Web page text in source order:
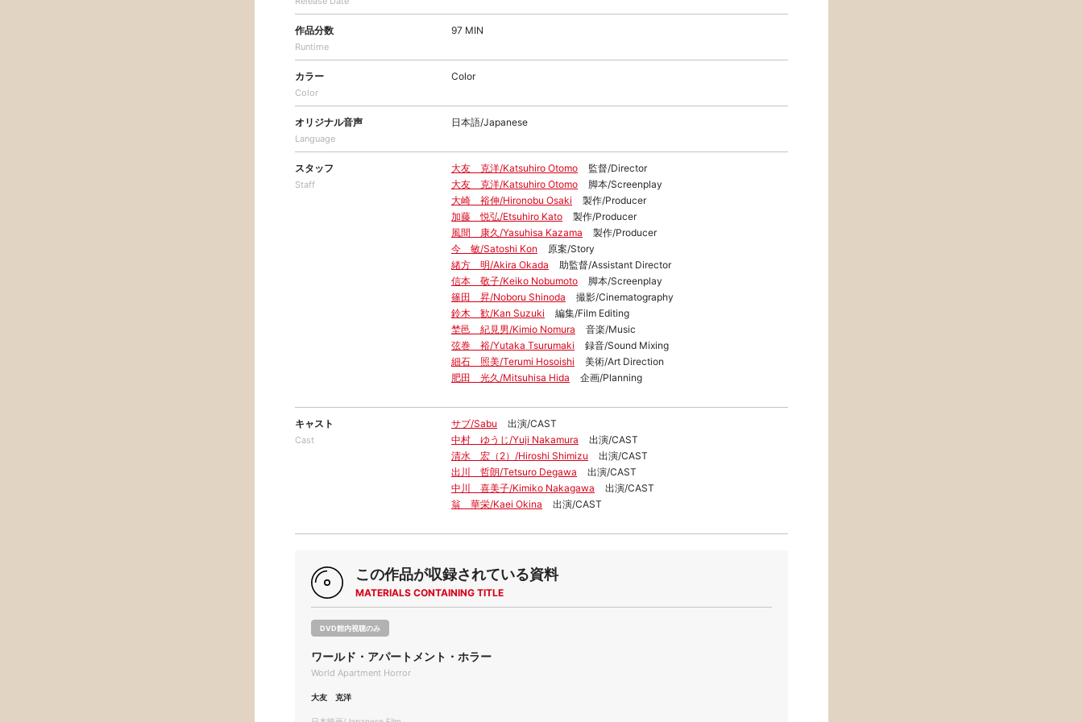
作品分数
Runtime
97 MIN
カラー
Color
Color
オリジナル音声
Language
日本語/Japanese
スタッフ
Staff
大友 克洋/Katsuhiro Otomo
監督/Director
大友 克洋/Katsuhiro Otomo
脚本/Screenplay
大崎 裕伸/Hironobu Osaki
製作/Producer
加藤 悦弘/Etsuhiro Kato
製作/Producer
風間 康久/Yasuhisa Kazama
製作/Producer
今 敏/Satoshi Kon
原案/Story
緒方 明/Akira Okada
助監督/Assistant Director
信本 敬子/Keiko Nobumoto
脚本/Screenplay
篠田 昇/Noboru Shinoda
撮影/Cinematography
鈴木 歓/Kan Suzuki
編集/Film Editing
埜邑 紀見男/Kimio Nomura
音楽/Music
弦巻 裕/Yutaka Tsurumaki
録音/Sound Mixing
細石 照美/Terumi Hosoishi
美術/Art Direction
肥田 光久/Mitsuhisa Hida
企画/Planning
キャスト
Cast
サブ/Sabu
出演/CAST
中村 ゆうじ/Yuji Nakamura
出演/CAST
清水 宏（2）/Hiroshi Shimizu
出演/CAST
出川 哲朗/Tetsuro Degawa
出演/CAST
中川 喜美子/Kimiko Nakagawa
出演/CAST
翁 華栄/Kaei Okina
出演/CAST
この作品が収録されている資料
MATERIALS CONTAINING TITLE
DVD館内視聴のみ
ワールド・アパートメント・ホラー
World Apartment Horror
大友 克洋